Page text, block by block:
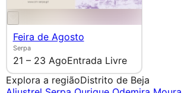
Feira de Agosto
Serpa
21 – 23 AgoEntrada Livre
Explora a regiãoDistrito de Beja